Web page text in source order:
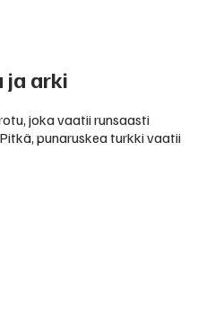
ja arki
joka vaatii runsaasti
punaruskea turkki vaatii